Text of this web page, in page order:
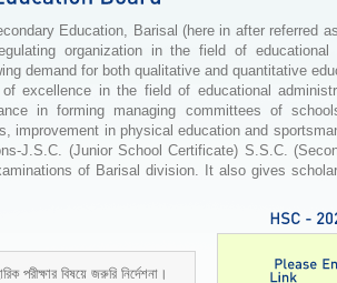
Education, Barisal (here in after referred
organization in the field of educational
demand for both qualitative and quantitative
excellence in the field of educational
in forming managing committees of
improvement in physical education and
J.S.C. (Junior School Certificate) S.S.C.
of Barisal division. It also gives
পরীক্ষার বিষয়ে জরুরি নির্দেশনা।